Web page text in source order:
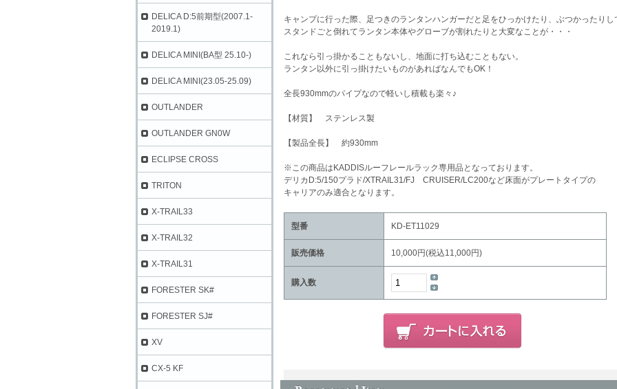
キャンプに行った際、足つきのランタンハンガーだと足をひっかけたり、ぶつかったりし
スタンドごと倒れてランタン本体やグローブが割れたりと大変なことが・・・
これなら引っ掛かることもないし、地面に打ち込むこともない。
ランタン以外に引っ掛けたいものがあればなんでもOK！
全長930mmのパイプなので軽いし積載も楽々♪
【材質】 ステンレス製
【製品全長】 約930mm
※この商品はKADDISルーフレールラック専用品となっております。
デリカD:5/150プラド/XTRAIL31/FJ CRUISER/LC200など床面がプレートタイプの
キャリアのみ適合となります。
型番 KD-ET11029
販売価格 10,000円(税込11,000円)
購入数
DELICA D:5前期型(2007.1-
2019.1)
DELICA MINI(BA型 25.10-)
DELICA MINI(23.05-25.09)
OUTLANDER
OUTLANDER GN0W
ECLIPSE CROSS
TRITON
X-TRAIL33
X-TRAIL32
X-TRAIL31
FORESTER SK#
FORESTER SJ#
XV
CX-5 KF